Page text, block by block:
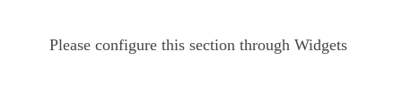
Please configure this section through Widgets